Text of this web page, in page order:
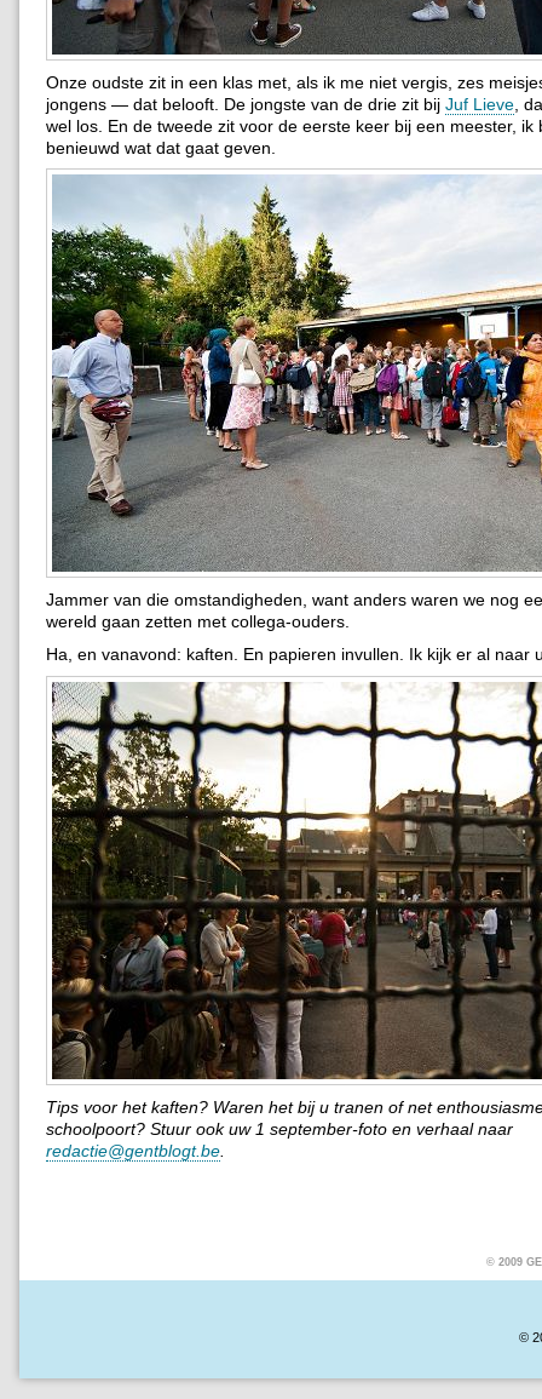
Onze oudste zit in een klas met, als ik me niet vergis, zes
jongens — dat belooft. De jongste van de drie zit bij Juf Lieve ,
wel los. En de tweede zit voor de eerste keer bij een meester, ik
benieuwd wat dat gaat geven.
Jammer van die omstandigheden, want anders waren we nog
wereld gaan zetten met collega-ouders.
Ha, en vanavond: kaften. En papieren invullen. Ik kijk er al naar
Tips voor het kaften? Waren het bij u tranen of net
schoolpoort? Stuur ook uw 1 september-foto en verhaal naar
redactie@gentblogt.be.
© 2009
©